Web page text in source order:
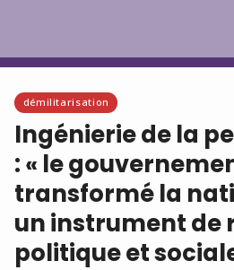
démilitarisation
Ingénierie de la
: « le
transformé la
un instrument de
politique et